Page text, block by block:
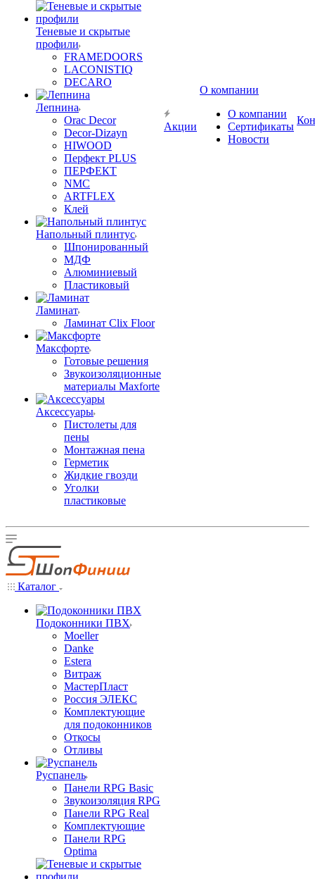
Теневые и скрытые
профили
FRAMEDOORS
LACONISTIQ
DECARO
Лепнина
Orac Decor
Decor-Dizayn
HIWOOD
Перфект PLUS
ПЕРФЕКТ
NMC
ARTFLEX
Клей
Напольный плинтус
Шпонированный
МДФ
Алюминиевый
Пластиковый
Ламинат
Ламинат Clix Floor
Максфорте
Готовые решения
Звукоизоляционные
материалы Maxforte
Аксессуары
Пистолеты для
пены
Монтажная пена
Герметик
Жидкие гвозди
Уголки
пластиковые
Акции
О компании
О компании
Сертификаты
Новости
Каталог
Подоконники ПВХ
Moeller
Danke
Estera
Витраж
МастерПласт
Россия ЭЛЕКС
Комплектующие
для подоконников
Откосы
Отливы
Руспанель
Панели RPG Basic
Звукоизоляция RPG
Панели RPG Real
Комплектующие
Панели RPG
Optima